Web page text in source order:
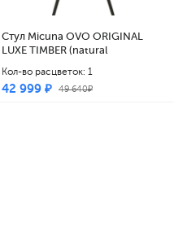
Стул Micuna OVO ORIGINAL
LUXE TIMBER (natural
beige
Кол-во расцветок: 1
42 999 ₽ 49 640₽